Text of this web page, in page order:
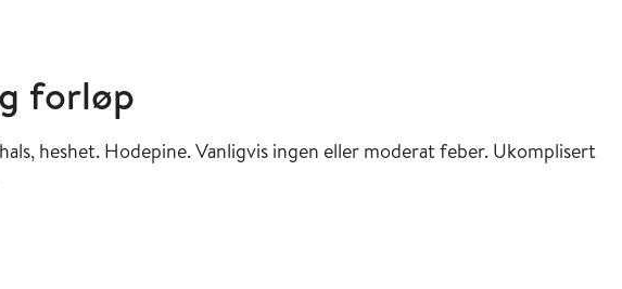
forløp
heshet. Hodepine. Vanligvis ingen eller moderat feber. Ukomplisert